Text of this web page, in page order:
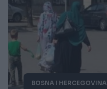
BOSNA I HERCEGOVINA